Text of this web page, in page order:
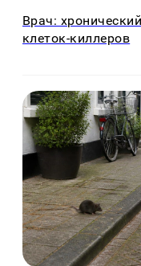
Врач:
клеток-киллеров